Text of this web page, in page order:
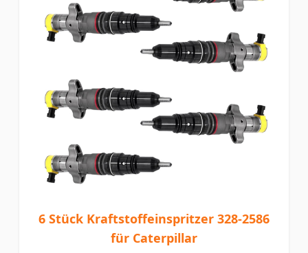
6 Stück Kraftstoffeinspritzer 328-2586
für Caterpillar